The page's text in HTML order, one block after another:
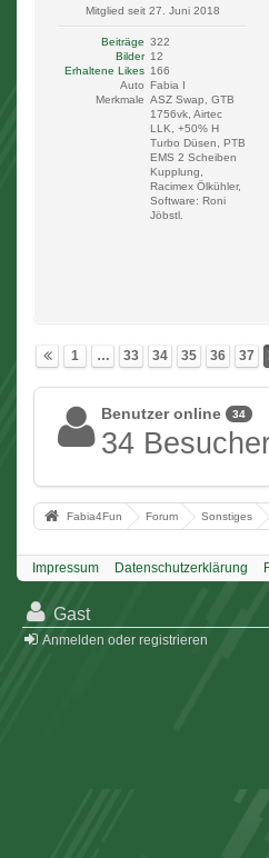
Mitglied seit 27. Juni 2018
Beiträge 322
Bilder 12
Erhaltene Likes 166
Auto Fabia I
Merkmale ASZ Swap, GTB
1756vk, Airtec
LLK, +50% H
Turbo Düsen, PTB
EMS 2 Scheiben
Kupplung,
Racimex Ölkühler,
Software: Roni
Jöbstl.
1 … 33 34 35 36 37
Benutzer online 34
34
Fabia4Fun Forum Sonstiges
Impressum Datenschutzerklärung
Gast
Anmelden oder registrieren